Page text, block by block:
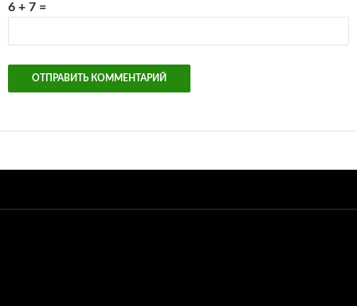
6 + 7 =